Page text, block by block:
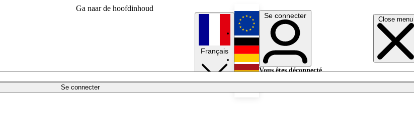
Ga naar de hoofdinhoud
Close menu
Se connecter
Français
English
Deutsch
Se connecter
Vous êtes déconnecté.